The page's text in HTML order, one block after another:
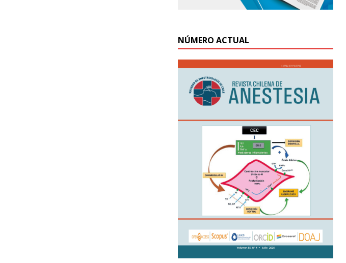
NÚMERO ACTUAL